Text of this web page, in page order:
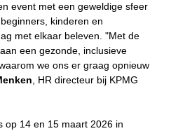
event met een geweldige sfeer
kinderen en
met elkaar beleven. "Met de
een gezonde, inclusieve
we ons er graag opnieuw
, HR directeur bij KPMG
op 14 en 15 maart 2026 in